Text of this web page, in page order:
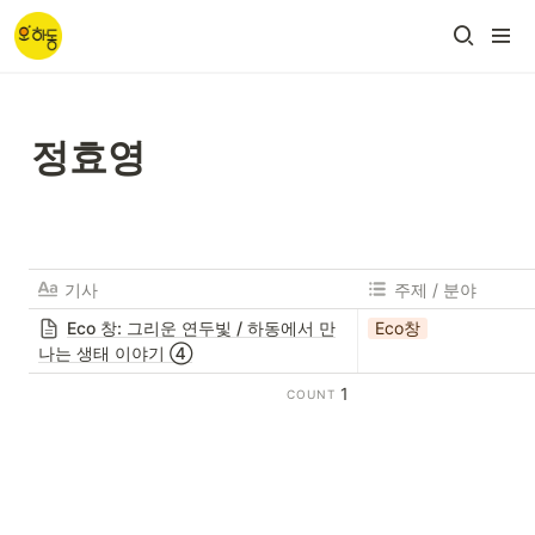
정효영
기사
주제 / 분야
Eco 창: 그리운 연두빛 / 하동에서 만
나는 생태 이야기 ➃
Eco창
COUNT 1